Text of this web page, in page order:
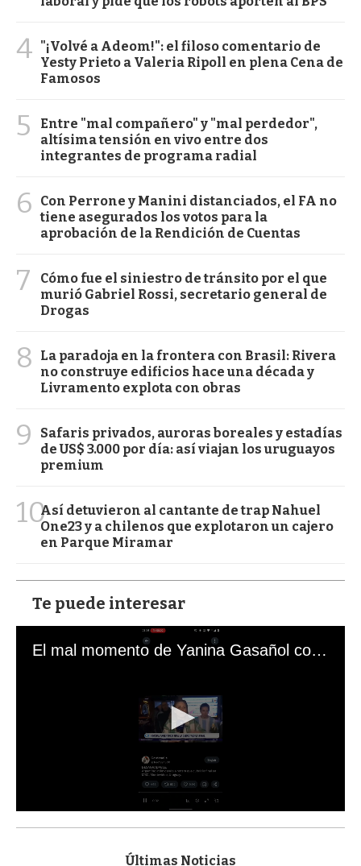
4 "¡Volvé a Adeom!": el filoso comentario de
Yesty Prieto a Valeria Ripoll en plena Cena de
Famosos
5
Entre "mal compañero" y "mal perdedor",
altísima tensión en vivo entre dos
integrantes de programa radial
6
Con Perrone y Manini distanciados, el FA no
tiene asegurados los votos para la
aprobación de la Rendición de Cuentas
7
Cómo fue el siniestro de tránsito por el que
murió Gabriel Rossi, secretario general de
Drogas
8
La paradoja en la frontera con Brasil: Rivera
no construye edificios hace una década y
Livramento explota con obras
9
Safaris privados, auroras boreales y estadías
de US$ 3.000 por día: así viajan los uruguayos
premium
10Así detuvieron al cantante de trap Nahuel
One23 y a chilenos que explotaron un cajero
en Parque Miramar
Te puede interesar
El mal momento de Yanina Gasañol con un hincha argentino en "Subrayado"
s
Últimas Noticias